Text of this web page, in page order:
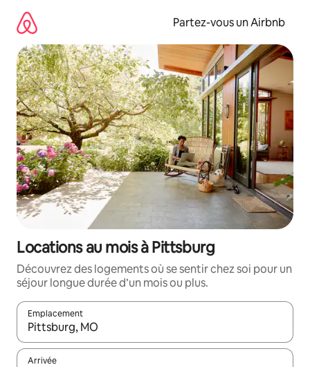
directement
contenu
Partez-vous un Airbnb
Locations au mois à Pittsburg
Découvrez des logements où se sentir chez soi pour un
séjour longue durée d’un mois ou plus.
Emplacement
Quand les résultats sont affichés, parcourez-les en utilisant
Arrivée